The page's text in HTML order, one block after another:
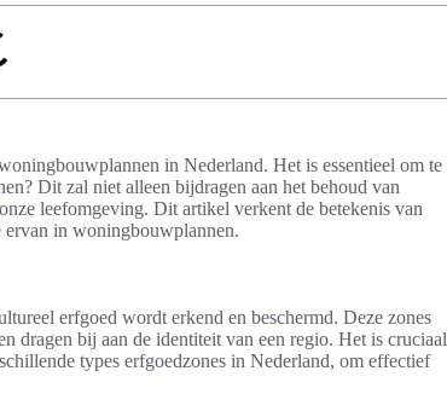
in Nederland. Het is essentieel om te
Dit zal niet alleen bijdragen aan het behoud van
leefomgeving. Dit artikel verkent de betekenis van
ervan in woningbouwplannen.
erfgoed wordt erkend en beschermd. Deze zones
dragen bij aan de identiteit van een regio. Het is cruciaal
types erfgoedzones in Nederland, om effectief